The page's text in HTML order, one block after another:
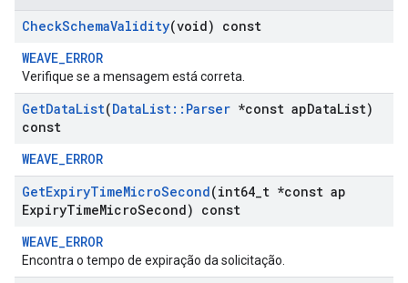
CheckSchemaValidity(void) const
WEAVE_ERROR
Verifique se a mensagem está correta.
GetDataList(DataList:: Parser *const apDataList)
const
WEAVE_ERROR
GetExpiryTimeMicroSecond(int64 t *const ap
ExpiryTimeMicroSecond) const
WEAVE_ERROR
Encontra o tempo de expiração da solicitação.